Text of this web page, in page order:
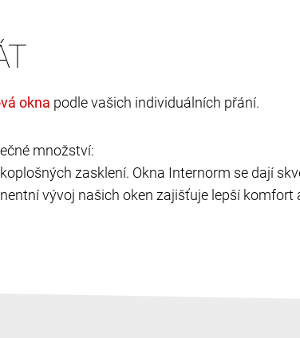
podle vašich individuálních přání.
množství:
zasklení. Okna Internorm se dají
vývoj našich oken zajišťuje lepší